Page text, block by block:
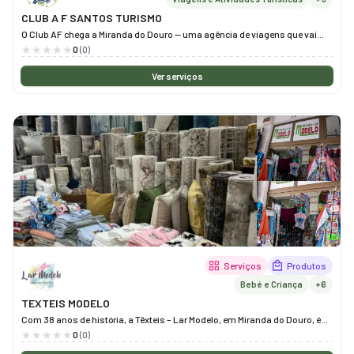
CLUB A F SANTOS TURISMO
O Club AF chega a Miranda do Douro — uma agência de viagens que vai
muito além de destinos - criando experiências inesquecíveis.Uma nova
forma de viver as viagens, bem no coração do Douro — uma agência que
transforma cada destino em memória.Criamos viagens. Tu crias
Memórias.
0 (0)
Ver serviços
Serviços Produtos
Bebé e Criança +6
TEXTEIS MODELO
Com 38 anos de história, a Têxteis – Lar Modelo, em Miranda do Douro, é
uma loja de referência especializada em artigos têxteis para o lar.
Aqui encontra uma ampla seleção de tecidos, roupa de cama, mesa e
0 (0)